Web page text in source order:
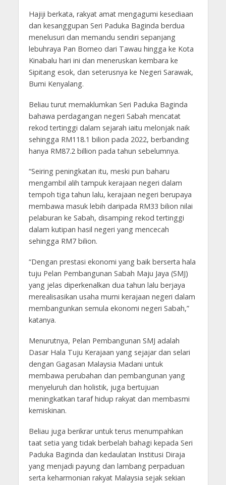
Hajiji berkata, rakyat amat mengagumi kesediaan
dan kesanggupan Seri Paduka Baginda berdua
menelusuri dan memandu sendiri sepanjang
lebuhraya Pan Borneo dari Tawau hingga ke Kota
Kinabalu hari ini dan meneruskan kembara ke
Sipitang esok, dan seterusnya ke Negeri Sarawak,
Bumi Kenyalang.
Beliau turut memaklumkan Seri Paduka Baginda
bahawa perdagangan negeri Sabah mencatat
rekod tertinggi dalam sejarah iaitu melonjak naik
sehingga RM118.1 bilion pada 2022, berbanding
hanya RM87.2 billion pada tahun sebelumnya.
“Seiring peningkatan itu, meski pun baharu
mengambil alih tampuk kerajaan negeri dalam
tempoh tiga tahun lalu, kerajaan negeri berupaya
membawa masuk lebih daripada RM33 bilion nilai
pelaburan ke Sabah, disamping rekod tertinggi
dalam kutipan hasil negeri yang mencecah
sehingga RM7 bilion.
“Dengan prestasi ekonomi yang baik berserta hala
tuju Pelan Pembangunan Sabah Maju Jaya (SMJ)
yang jelas diperkenalkan dua tahun lalu berjaya
merealisasikan usaha murni kerajaan negeri dalam
membangunkan semula ekonomi negeri Sabah,”
katanya.
Menurutnya, Pelan Pembangunan SMJ adalah
Dasar Hala Tuju Kerajaan yang sejajar dan selari
dengan Gagasan Malaysia Madani untuk
membawa perubahan dan pembangunan yang
menyeluruh dan holistik, juga bertujuan
meningkatkan taraf hidup rakyat dan membasmi
kemiskinan.
Beliau juga berikrar untuk terus menumpahkan
taat setia yang tidak berbelah bahagi kepada Seri
Paduka Baginda dan kedaulatan Institusi Diraja
yang menjadi payung dan lambang perpaduan
serta keharmonian rakyat Malaysia sejak sekian